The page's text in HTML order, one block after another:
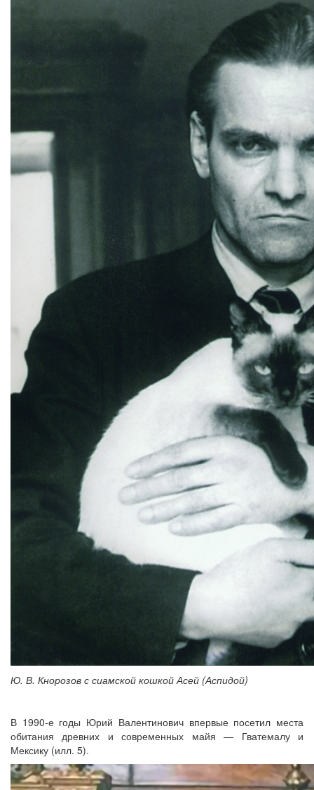
Ю. В. Кнорозов с сиамской кошкой Асей (Аспидой)
В 1990-е годы Юрий Валентинович впервые посетил места
обитания древних и современных майя — Гватемалу и
Мексику (илл. 5).